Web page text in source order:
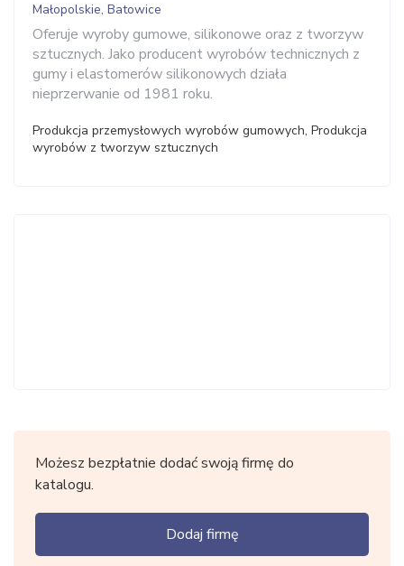
Małopolskie, Batowice
Oferuje wyroby gumowe, silikonowe oraz z tworzyw
sztucznych. Jako producent wyrobów technicznych z
gumy i elastomerów silikonowych działa
nieprzerwanie od 1981 roku.
Produkcja przemysłowych wyrobów gumowych, Produkcja
wyrobów z tworzyw sztucznych
Możesz bezpłatnie dodać swoją firmę do
katalogu.
Dodaj firmę